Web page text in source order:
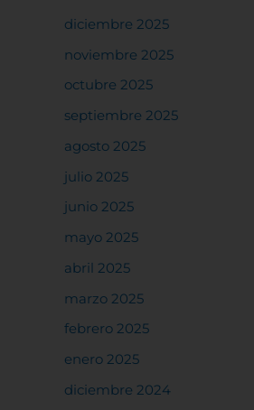
diciembre 2025
noviembre 2025
octubre 2025
septiembre 2025
agosto 2025
julio 2025
junio 2025
mayo 2025
abril 2025
marzo 2025
febrero 2025
enero 2025
diciembre 2024